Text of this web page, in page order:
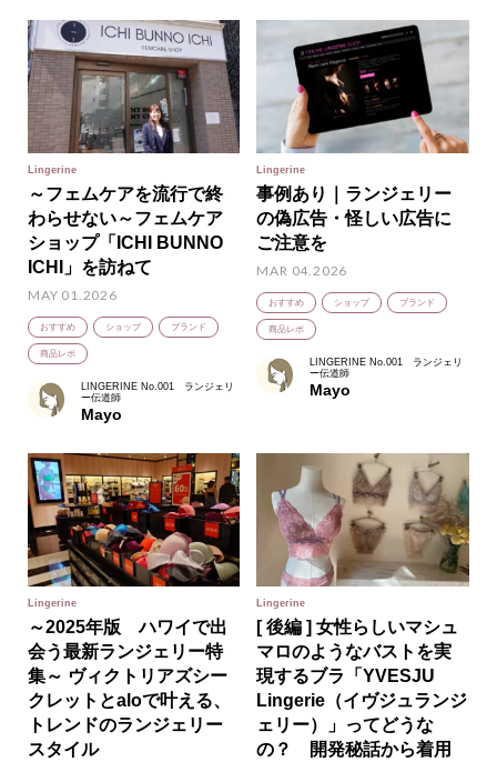
Lingerine
～フェムケアを流行で終
わらせない～フェムケア
ショップ「ICHI BUNNO
ICHI」を訪ねて
MAY 01.2026
おすすめ ショップ ブランド
商品レポ
LINGERINE No.001 ランジェリ
ー伝道師
Mayo
Lingerine
事例あり｜ランジェリー
の偽広告・怪しい広告に
ご注意を
MAR 04.2026
おすすめ ショップ ブランド
商品レポ
LINGERINE No.001 ランジェリ
ー伝道師
Mayo
Lingerine
～2025年版 ハワイで出
会う最新ランジェリー特
集～ ヴィクトリアズシー
クレットとaloで叶える、
トレンドのランジェリー
スタイル
Lingerine
[ 後編 ] 女性らしいマシュ
マロのようなバストを実
現するブラ「YVESJU
Lingerie（イヴジュランジ
ェリー）」ってどうな
の？ 開発秘話から着用